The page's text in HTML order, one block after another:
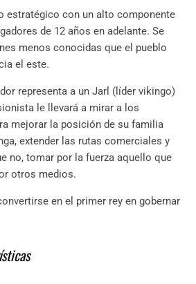
estratégico con un alto componente
de 12 años en adelante. Se
menos conocidas que el pueblo
el este.
representa a un Jarl (líder vikingo)
le llevará a mirar a los
mejorar la posición de su familia
extender las rutas comerciales y
no, tomar por la fuerza aquello que
otros medios.
en el primer rey en gobernar